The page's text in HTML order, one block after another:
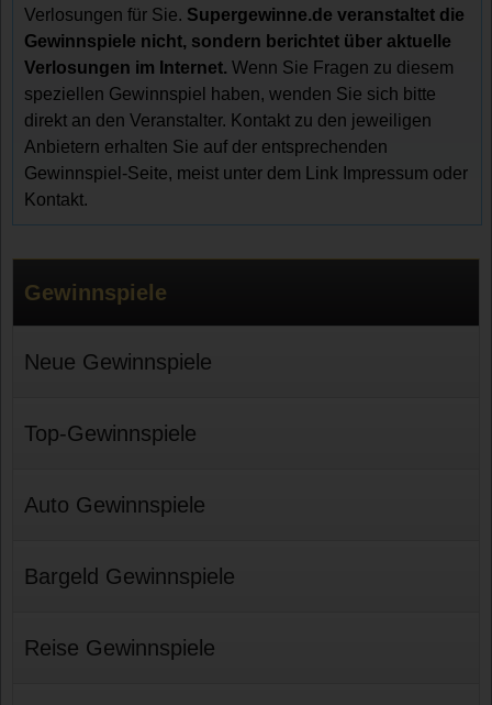
Verlosungen für Sie. Supergewinne.de veranstaltet die
Gewinnspiele nicht, sondern berichtet über aktuelle
Verlosungen im Internet. Wenn Sie Fragen zu diesem
speziellen Gewinnspiel haben, wenden Sie sich bitte
direkt an den Veranstalter. Kontakt zu den jeweiligen
Anbietern erhalten Sie auf der entsprechenden
Gewinnspiel-Seite, meist unter dem Link Impressum oder
Kontakt.
Gewinnspiele
Neue Gewinnspiele
Top-Gewinnspiele
Auto Gewinnspiele
Bargeld Gewinnspiele
Reise Gewinnspiele